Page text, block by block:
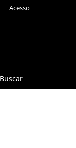
Buscar
Acesso